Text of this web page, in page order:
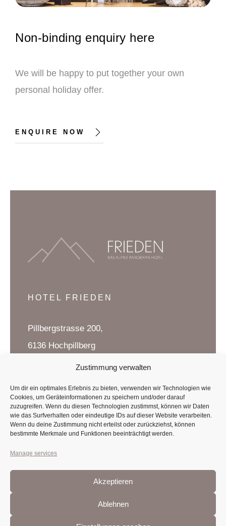
Zustimmung verwalten
Um dir ein optimales Erlebnis zu bieten, verwenden wir Technologien wie
Cookies, um Geräteinformationen zu speichern und/oder darauf
zuzugreifen. Wenn du diesen Technologien zustimmst, können wir Daten
wie das Surfverhalten oder eindeutige IDs auf dieser Website verarbeiten.
Wenn du deine Zustimmung nicht erteilst oder zurückziehst, können
bestimmte Merkmale und Funktionen beeinträchtigt werden.
Manage services
Akzeptieren
Ablehnen
Non-binding enquiry here
We will be happy to put together your own
personal holiday offer.
ENQUIRE NOW
CONTACT US
T:+43 5242 623 29
M:info@hotel-frieden.at
HOTEL FRIEDEN
Pillbergstrasse 200,
6136 Hochpillberg
PRIVACY POLICY GTC